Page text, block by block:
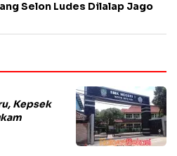
Selon Ludes Dilalap Jago
Kepsek